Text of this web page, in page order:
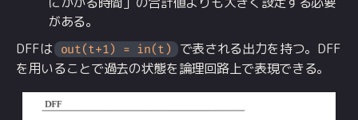
がある。
DFFは out(t+1) = in(t)
で表される出力を持つ。DFF
を用いることで過去の状態を論理回路上で表現できる。